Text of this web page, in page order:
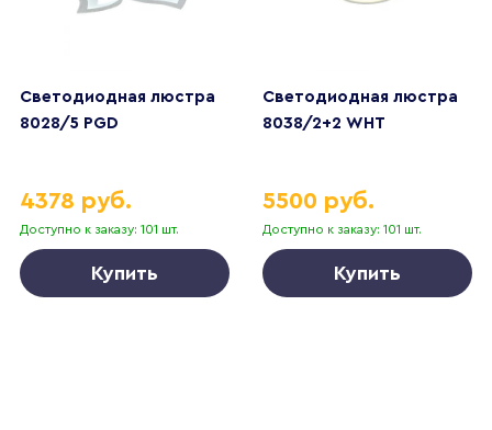
Светодиодная люстра
8028/5 PGD
Доступно к заказу: 101 шт.
4378 руб.
Купить
Светодиодная люстра
8038/2+2 WHT
Доступно к заказу: 101 шт.
5500 руб.
Купить